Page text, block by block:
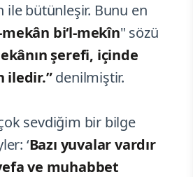
ile bütünleşir. Bunu en
mekân bi‘l-mekîn" sözü
şerefi, içinde
iledir.”denilmiştir.
sevdiğim bir bilge
‘Bazı yuvalar vardır
ve muhabbet